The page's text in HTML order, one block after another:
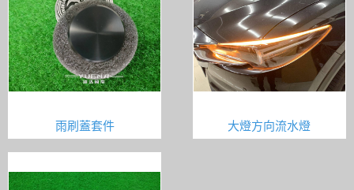
雨刷蓋套件 大燈方向流水燈